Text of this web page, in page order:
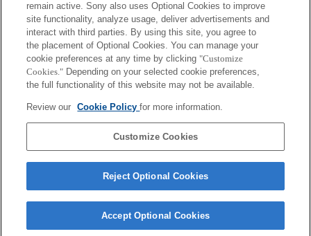
Bir Montaj Adaptörü ile mevcuttur.
Diyafram çalışma sesi dahili mikrofon ile kaydedilmektedir.
Outside the A (Aperture priority), S (Shutter priority), and M (Manual) modes, the
shutter speed and the aperture can not be adjusted during the movie recording.
[Lens Comp] (Lens Dengeleme) fonksiyonu çalışmaz.
[A-mount lens] A bağlama lensini Bağlama Adaptörü kullanarak takmanız
çalışmaz. Görüntüyü [Focus Magnifier] Odaklama Büyüteci işlevi veya [MF Assist]
MF Yardım fonksiyonunu "Özel Tuş Ayarları"nı kullanarak seçebilirsiniz.
Dokunamtik Deklanşör çalışmaz.
remain active. Sony also uses Optional Cookies to improve
site functionality, analyze usage, deliver advertisements and
interact with third parties. By using this site, you agree to
the placement of Optional Cookies. You can manage your
cookie preferences at any time by clicking "Customize
Cookies." Depending on your selected cookie preferences,
the full functionality of this website may not be available.
Review our Cookie Policyfor more information.
Customize Cookies
Reject Optional Cookies
Accept Optional Cookies